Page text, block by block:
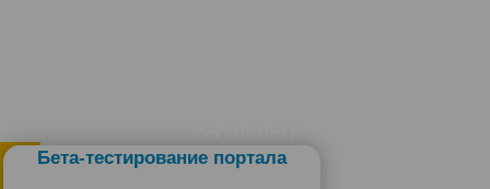
Бета-тестирование портала